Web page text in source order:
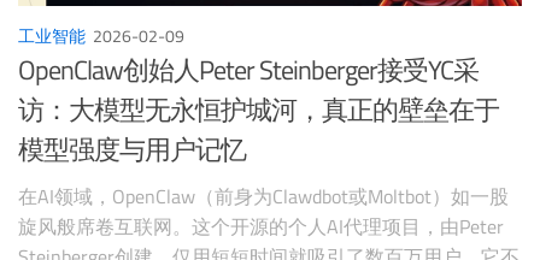
工业智能 2026-02-09
OpenClaw创始人Peter Steinberger接受YC采
访：大模型无永恒护城河，真正的壁垒在于
模型强度与用户记忆
在AI领域，OpenClaw（前身为Clawdbot或Moltbot）如一股
旋风般席卷互联网。这个开源的个人AI代理项目，由Peter